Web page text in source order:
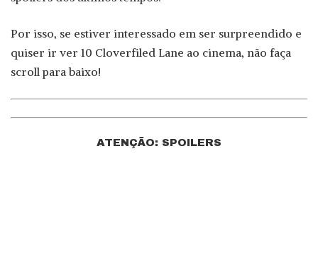
Por isso, se estiver interessado em ser surpreendido e
quiser ir ver 10 Cloverfiled Lane ao cinema, não faça
scroll para baixo!
ATENÇÃO: SPOILERS